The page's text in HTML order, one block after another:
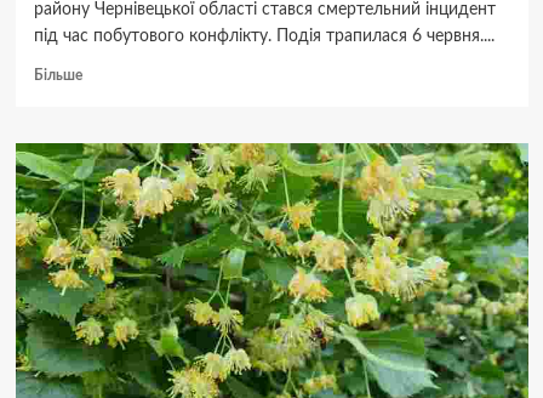
району Чернівецької області стався смертельний інцидент
під час побутового конфлікту. Подія трапилася 6 червня....
БільшеДокладніше
Буковині
чоловік
вбив
односельця
під
час
конфлікту